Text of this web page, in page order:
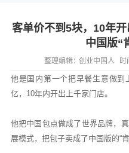
客单价不到5块，10年
中国版
整理编辑：创业中国人 时
他是国内第一个把早餐生意做
亿，10年内开出上千家门店。
他把中国包点做成了世界品牌，
展模式，把包子卖成了中国版的“肯